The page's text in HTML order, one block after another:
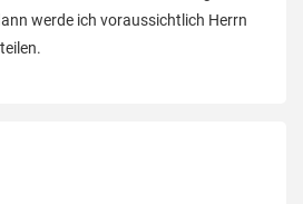
werde ich voraussichtlich Herrn